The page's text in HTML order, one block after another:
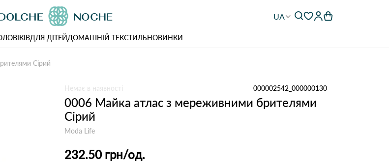
UA
ДЛЯ ДІТЕЙДОМАШНІЙ ТЕКСТИЛЬНОВИНКИ
Сірий
Немає в наявності 000002542_000000130
0006 Майка атлас з мереживними брителями
Сірий
Moda Life
232.50 грн/од.